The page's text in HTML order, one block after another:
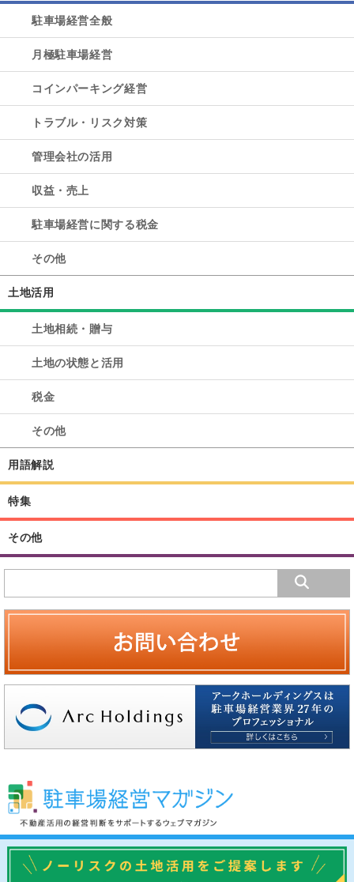
駐車場経営全般
月極駐車場経営
コインパーキング経営
トラブル・リスク対策
管理会社の活用
収益・売上
駐車場経営に関する税金
その他
土地活用
土地相続・贈与
土地の状態と活用
税金
その他
用語解説
特集
その他
駐車場経営マガジンについて 運営会社
プライバシーポリシー
専門家に相談する
お問い合わせ